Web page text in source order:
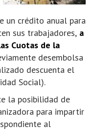
un crédito anual para
sus trabajadores, a
Cuotas de la
desembolsa
descuenta el
Social).
la posibilidad de
para impartir
al